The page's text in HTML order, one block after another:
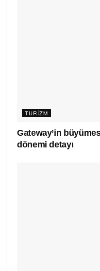
TURIZM
Gateway’in
dönemi detayı